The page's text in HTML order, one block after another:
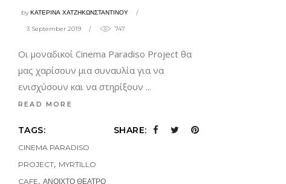
byΚΑΤΕΡΙΝΑ ΧΑΤΖΗΚΩΝΣΤΑΝΤΙΝΟΥ
3 September 2019 747
Οι μοναδικοί Cinema Paradiso Project θα
μας χαρίσουν μια συναυλία για να
ενισχύσουν και να στηρίξουν
READ MORE
TAGS:
CINEMA PARADISO
PROJECT, MYRTILLO
CAFE, ΑΝΟΙΧΤΟ ΘΕΑΤΡΟ
SHARE: